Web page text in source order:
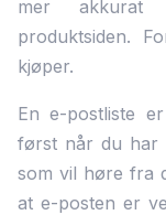
mer akkurat
produktsiden.
kjøper.
En e-postliste
først når du har
som vil høre fra
at e-posten er